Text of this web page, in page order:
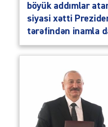
böyük addımlar
siyasi xətti
tərəfindən inamla